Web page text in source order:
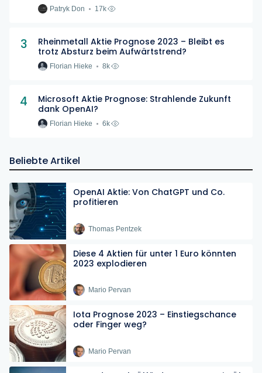
Patryk Don 17k
3
Rheinmetall Aktie Prognose 2023 – Bleibt es
trotz Absturz beim Aufwärtstrend?
Florian Hieke 8k
4
Microsoft Aktie Prognose: Strahlende Zukunft
dank OpenAI?
Florian Hieke 6k
Beliebte Artikel
OpenAI Aktie: Von ChatGPT und Co.
profitieren
Thomas Pentzek
Diese 4 Aktien für unter 1 Euro könnten
2023 explodieren
Mario Pervan
Iota Prognose 2023 – Einstiegschance
oder Finger weg?
Mario Pervan